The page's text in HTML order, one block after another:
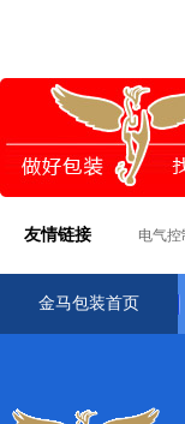
友情链接 电气控
金马包装首页